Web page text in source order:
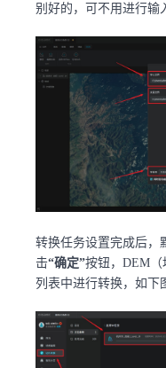
别好的，可不用进行输
转换任务设置完成后，
击“确定”按钮，DEM
列表中进行转换，如下